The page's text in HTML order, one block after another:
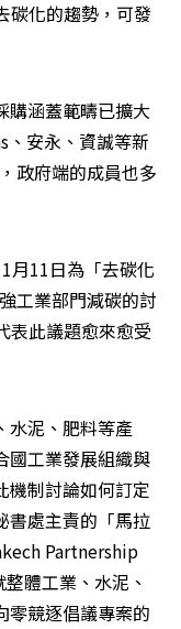
碳化的趨勢，可發
購涵蓋範疇已擴大
、安永、資誠等新
政府端的成員也多
月11日為「去碳化
工業部門減碳的討
表此議題愈來愈受
水泥、肥料等產
國工業發展組織與
機制討論如何訂定
書處主責的「馬拉
Partnership
體工業、水泥、
零競逐倡議專案的